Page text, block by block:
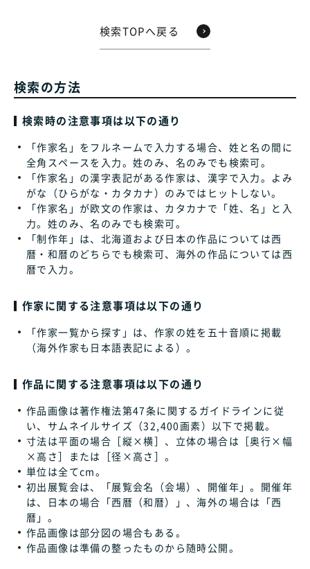
検索TOPへ戻る
検索の方法
検索時の注意事項は以下の通り
「作家名」をフルネームで入力する場合、姓と名の間に
全角スペースを入力。姓のみ、名のみでも検索可。
「作家名」の漢字表記がある作家は、漢字で入力。よみ
がな（ひらがな・カタカナ）のみではヒットしない。
「作家名」が欧文の作家は、カタカナで「姓、名」と入
力。姓のみ、名のみでも検索可。
「制作年」は、北海道および日本の作品については西
暦・和暦のどちらでも検索可、海外の作品については西
暦で入力。
作家に関する注意事項は以下の通り
「作家一覧から探す」は、作家の姓を五十音順に掲載
（海外作家も日本語表記による）。
作品に関する注意事項は以下の通り
作品画像は著作権法第47条に関するガイドラインに従
い、サムネイルサイズ（32,400画素）以下で掲載。
寸法は平面の場合［縦×横］、立体の場合は［奥行×幅
×高さ］または［径×高さ］。
単位は全てcm。
初出展覧会は、「展覧会名（会場）、開催年」。開催年
は、日本の場合「西暦（和暦）」、海外の場合は「西
暦」。
作品画像は部分図の場合もある。
作品画像は準備の整ったものから随時公開。